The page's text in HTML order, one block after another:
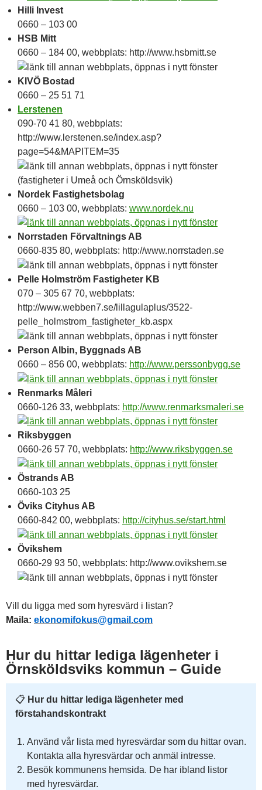
Hilli Invest
0660 – 103 00
HSB Mitt
0660 – 184 00, webbplats: http://www.hsbmitt.se
KIVÖ Bostad
0660 – 25 51 71
Lerstenen
090-70 41 80, webbplats:
http://www.lerstenen.se/index.asp?
page=54&MAPITEM=35
(fastigheter i Umeå och Örnsköldsvik)
Nordek Fastighetsbolag
0660 – 103 00, webbplats: www.nordek.nu
Norrstaden Förvaltnings AB
0660-835 80, webbplats: http://www.norrstaden.se
Pelle Holmström Fastigheter KB
070 – 305 67 70, webbplats:
http://www.webben7.se/lillagulaplus/3522-
pelle_holmstrom_fastigheter_kb.aspx
Person Albin, Byggnads AB
0660 – 856 00, webbplats: http://www.perssonbygg.se
Renmarks Måleri
0660-126 33, webbplats: http://www.renmarksmaleri.se
Riksbyggen
0660-26 57 70, webbplats: http://www.riksbyggen.se
Östrands AB
0660-103 25
Öviks Cityhus AB
0660-842 00, webbplats: http://cityhus.se/start.html
Övikshem
0660-29 93 50, webbplats: http://www.ovikshem.se
Vill du ligga med som hyresvärd i listan?
Maila: ekonomifokus@gmail.com
Hur du hittar lediga lägenheter i
Örnsköldsviks kommun – Guide
📋 Hur du hittar lediga lägenheter med
förstahandskontrakt
Använd vår lista med hyresvärdar som du hittar ovan.
Kontakta alla hyresvärdar och anmäl intresse.
Besök kommunens hemsida. De har ibland listor
med hyresvärdar.